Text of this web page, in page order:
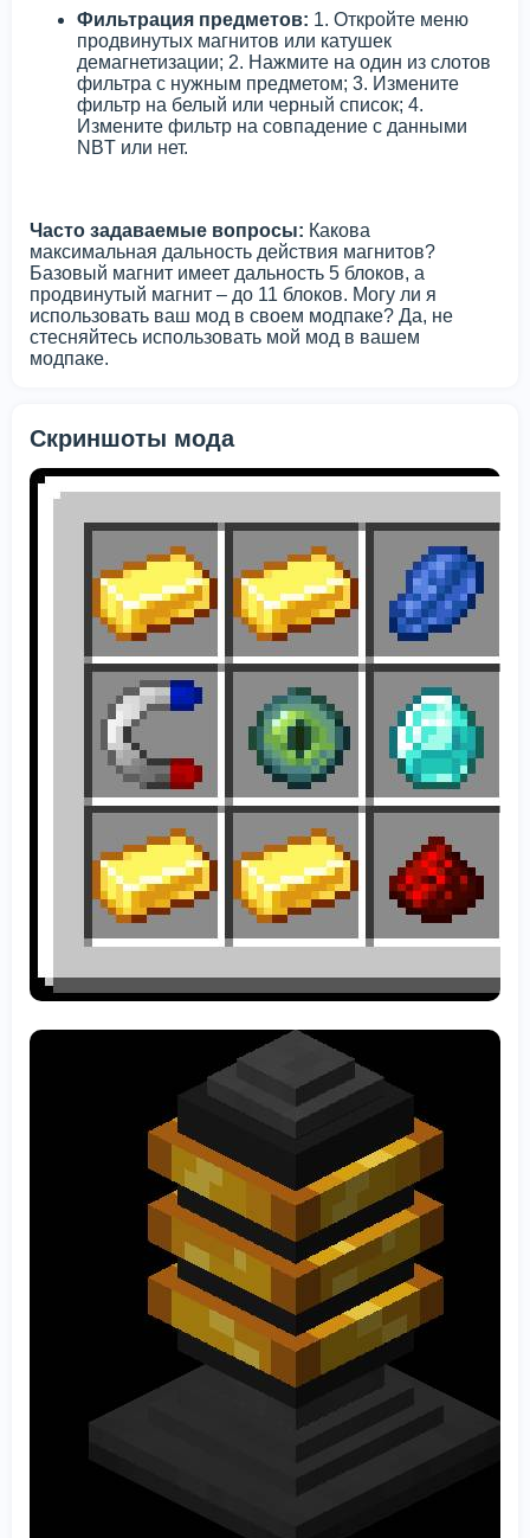
Фильтрация предметов: 1. Откройте меню
продвинутых магнитов или катушек
демагнетизации; 2. Нажмите на один из слотов
фильтра с нужным предметом; 3. Измените
фильтр на белый или черный список; 4.
Измените фильтр на совпадение с данными
NBT или нет.
Часто задаваемые вопросы: Какова
максимальная дальность действия магнитов?
Базовый магнит имеет дальность 5 блоков, а
продвинутый магнит – до 11 блоков. Могу ли я
использовать ваш мод в своем модпаке? Да, не
стесняйтесь использовать мой мод в вашем
модпаке.
Скриншоты мода